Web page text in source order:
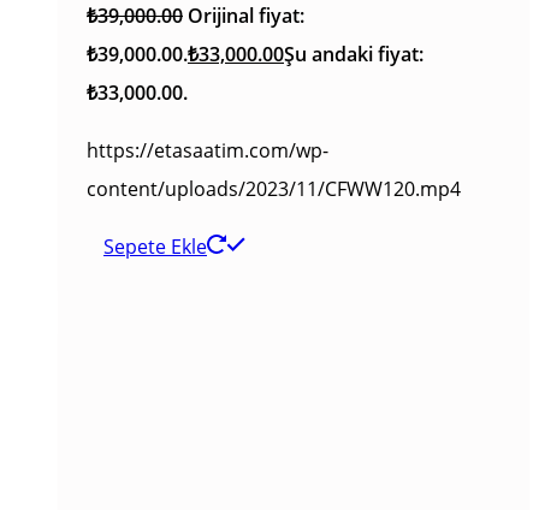
₺39,000.00 Orijinal fiyat:
₺39,000.00.₺33,000.00Şu andaki fiyat:
₺33,000.00.
https://etasaatim.com/wp-
content/uploads/2023/11/CFWW120.mp4
Sepete Ekle